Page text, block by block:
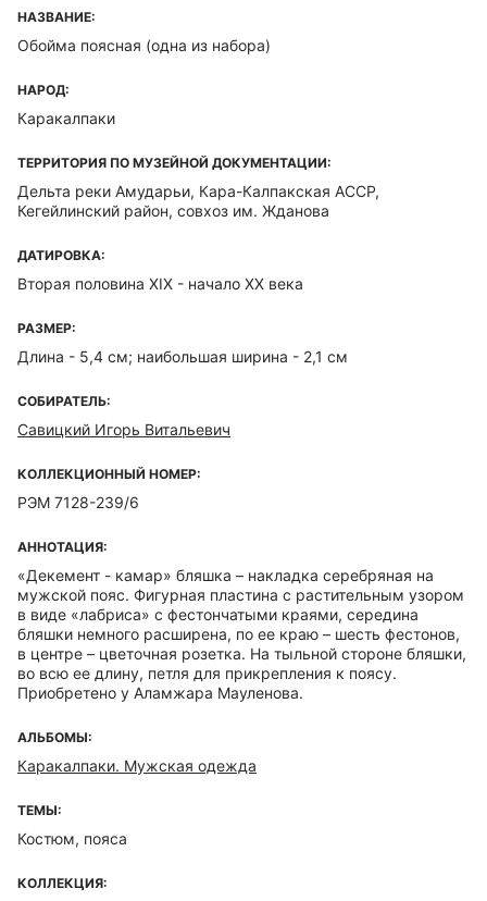
НАЗВАНИЕ:
Обойма поясная (одна из набора)
НАРОД:
Каракалпаки
ТЕРРИТОРИЯ ПО МУЗЕЙНОЙ ДОКУМЕНТАЦИИ:
Дельта реки Амударьи, Кара-Калпакская ACCP,
Кегейлинский район, совхоз им. Жданова
ДАТИРОВКА:
Вторая половина XIX - начало ХХ века
РАЗМЕР:
Длина - 5,4 см; наибольшая ширина - 2,1 см
СОБИРАТЕЛЬ:
Савицкий Игорь Витальевич
КОЛЛЕКЦИОННЫЙ НОМЕР:
РЭМ 7128-239/6
АННОТАЦИЯ:
«Декемент - камар» бляшка – накладка серебряная на
мужской пояс. Фигурная пластина с растительным узором
в виде «лабриса» с фестончатыми краями, середина
бляшки немного расширена, по ее краю – шесть фестонов,
в центре – цветочная розетка. На тыльной стороне бляшки,
во всю ее длину, петля для прикрепления к поясу.
Приобретено у Аламжара Мауленова.
АЛЬБОМЫ:
Каракалпаки. Мужская одежда
ТЕМЫ:
Костюм, пояса
КОЛЛЕКЦИЯ: